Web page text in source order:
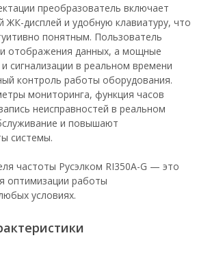
преобразователь включает
ЖК-дисплей и удобную клавиатуру, что
понятным. Пользователь
отображения данных, а мощные
сигнализации в реальном времени
контроль работы оборудования.
мониторинга, функция часов
неисправностей в реальном
и повышают
системы.
частоты Русэлком RI350A-G — это
оптимизации работы
условиях.